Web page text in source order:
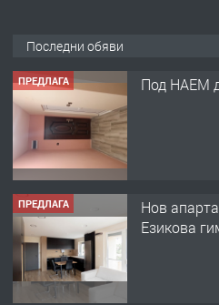
Последни обяви
ПРЕДЛАГА Под НАЕМ
ПРЕДЛАГА
Нов
Езикова